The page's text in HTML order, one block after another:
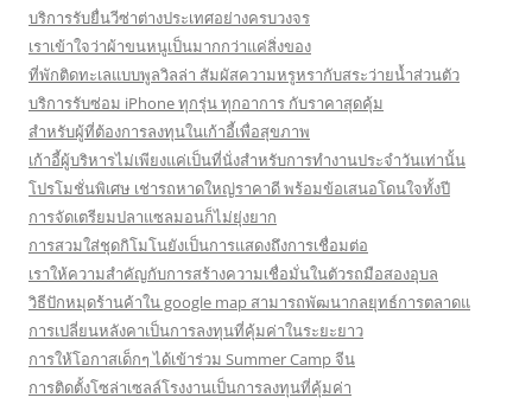
บริการรับยื่นวีซ่าต่างประเทศอย่างครบวงจร
เราเข้าใจว่าผ้าขนหนูเป็นมากกว่าแค่สิ่งของ
ที่พักติดทะเลแบบพูลวิลล่า สัมผัสความหรูหรากับสระว่ายน้ำส่วนตัว
บริการรับซ่อม iPhone ทุกรุ่น ทุกอาการ กับราคาสุดคุ้ม
สำหรับผู้ที่ต้องการลงทุนในเก้าอี้เพื่อสุขภาพ
เก้าอี้ผู้บริหารไม่เพียงแค่เป็นที่นั่งสำหรับการทำงานประจำวันเท่านั้น
โปรโมชั่นพิเศษ เช่ารถหาดใหญ่ราคาดี พร้อมข้อเสนอโดนใจทั้งปี
การจัดเตรียมปลาแซลมอนก็ไม่ยุ่งยาก
การสวมใส่ชุดกิโมโนยังเป็นการแสดงถึงการเชื่อมต่อ
เราให้ความสำคัญกับการสร้างความเชื่อมั่นในตัวรถมือสองอุบล
วิธีปักหมุดร้านค้าใน google map สามารถพัฒนากลยุทธ์การตลาดแ
การเปลี่ยนหลังคาเป็นการลงทุนที่คุ้มค่าในระยะยาว
การให้โอกาสเด็กๆ ได้เข้าร่วม Summer Camp จีน
การติดตั้งโซล่าเซลล์โรงงานเป็นการลงทุนที่คุ้มค่า